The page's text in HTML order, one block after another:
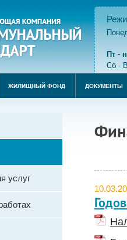
Пт -
Сб -
ЖИЛИЩНЫЙ ФОНД ДОКУМЕНТЫ
услуг